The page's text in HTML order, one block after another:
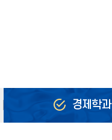
경제학과